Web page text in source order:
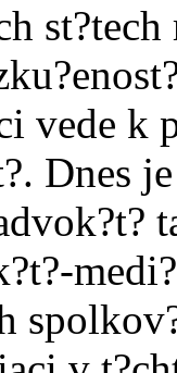
vede k
Dnes